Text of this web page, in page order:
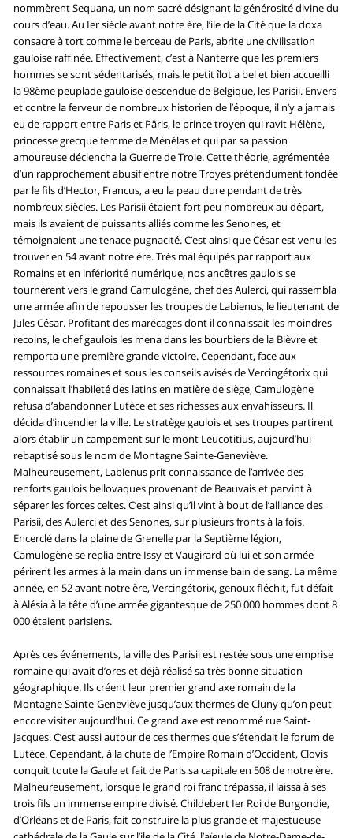
nommèrent Sequana, un nom sacré désignant la générosité divine du
cours d’eau. Au Ier siècle avant notre ère, l’ile de la Cité que la doxa
consacre à tort comme le berceau de Paris, abrite une civilisation
gauloise raffinée. Effectivement, c’est à Nanterre que les premiers
hommes se sont sédentarisés, mais le petit îlot a bel et bien accueilli
la 98ème peuplade gauloise descendue de Belgique, les Parisii. Envers
et contre la ferveur de nombreux historien de l’époque, il n’y a jamais
eu de rapport entre Paris et Pâris, le prince troyen qui ravit Hélène,
princesse grecque femme de Ménélas et qui par sa passion
amoureuse déclencha la Guerre de Troie. Cette théorie, agrémentée
d’un rapprochement abusif entre notre Troyes prétendument fondée
par le fils d’Hector, Francus, a eu la peau dure pendant de très
nombreux siècles. Les Parisii étaient fort peu nombreux au départ,
mais ils avaient de puissants alliés comme les Senones, et
témoignaient une tenace pugnacité. C’est ainsi que César est venu les
trouver en 54 avant notre ère. Très mal équipés par rapport aux
Romains et en infériorité numérique, nos ancêtres gaulois se
tournèrent vers le grand Camulogène, chef des Aulerci, qui rassembla
une armée afin de repousser les troupes de Labienus, le lieutenant de
Jules César. Profitant des marécages dont il connaissait les moindres
recoins, le chef gaulois les mena dans les bourbiers de la Bièvre et
remporta une première grande victoire. Cependant, face aux
ressources romaines et sous les conseils avisés de Vercingétorix qui
connaissait l’habileté des latins en matière de siège, Camulogène
refusa d’abandonner Lutèce et ses richesses aux envahisseurs. Il
décida d’incendier la ville. Le stratège gaulois et ses troupes partirent
alors établir un campement sur le mont Leucotitius, aujourd’hui
rebaptisé sous le nom de Montagne Sainte-Geneviève.
Malheureusement, Labienus prit connaissance de l’arrivée des
renforts gaulois bellovaques provenant de Beauvais et parvint à
séparer les forces celtes. C’est ainsi qu’il vint à bout de l’alliance des
Parisii, des Aulerci et des Senones, sur plusieurs fronts à la fois.
Encerclé dans la plaine de Grenelle par la Septième légion,
Camulogène se replia entre Issy et Vaugirard où lui et son armée
périrent les armes à la main dans un immense bain de sang. La même
année, en 52 avant notre ère, Vercingétorix, genoux fléchit, fut défait
à Alésia à la tête d’une armée gigantesque de 250 000 hommes dont 8
000 étaient parisiens.
Après ces événements, la ville des Parisii est restée sous une emprise
romaine qui avait d’ores et déjà réalisé sa très bonne situation
géographique. Ils créent leur premier grand axe romain de la
Montagne Sainte-Geneviève jusqu’aux thermes de Cluny qu’on peut
encore visiter aujourd’hui. Ce grand axe est renommé rue Saint-
Jacques. C’est aussi autour de ces thermes que s’étendait le forum de
Lutèce. Cependant, à la chute de l’Empire Romain d’Occident, Clovis
conquit toute la Gaule et fait de Paris sa capitale en 508 de notre ère.
Malheureusement, lorsque le grand roi franc trépassa, il laissa à ses
trois fils un immense empire divisé. Childebert Ier Roi de Burgondie,
d’Orléans et de Paris, fait construire la plus grande et majestueuse